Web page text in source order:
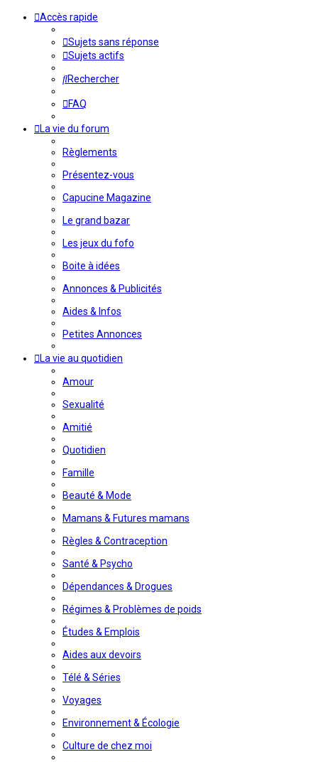
Accès rapide
Sujets sans réponse
Sujets actifs
Rechercher
FAQ
La vie du forum
Règlements
Présentez-vous
Capucine Magazine
Le grand bazar
Les jeux du fofo
Boite à idées
Annonces & Publicités
Aides & Infos
Petites Annonces
La vie au quotidien
Amour
Sexualité
Amitié
Quotidien
Famille
Beauté & Mode
Mamans & Futures mamans
Règles & Contraception
Santé & Psycho
Dépendances & Drogues
Régimes & Problèmes de poids
Études & Emplois
Aides aux devoirs
Télé & Séries
Voyages
Environnement & Écologie
Culture de chez moi